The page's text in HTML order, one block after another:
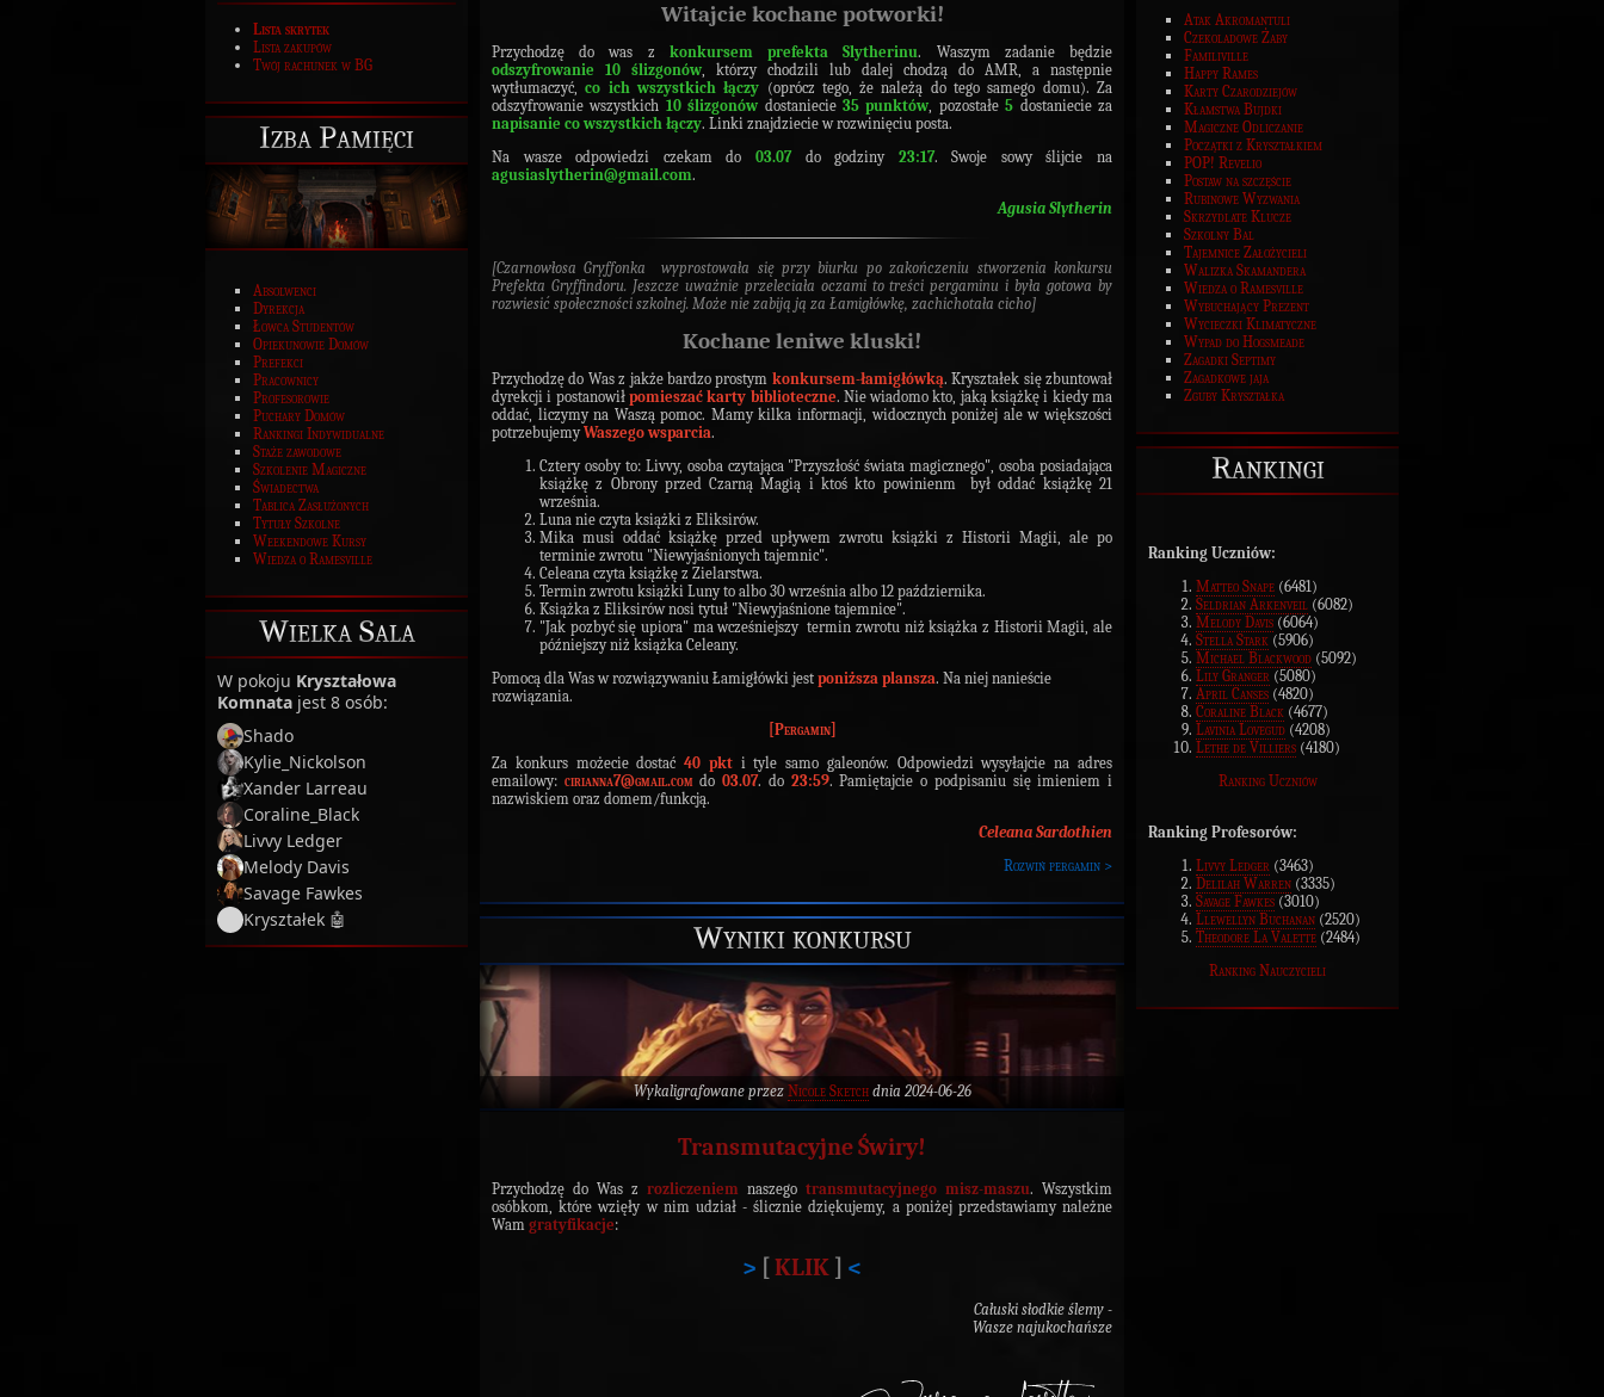
Lista skrytek
Lista zakupów
Twój rachunek w BG
Izba Pamięci
Absolwenci
Dyrekcja
Łowca Studentów
Opiekunowie Domów
Prefekci
Pracownicy
Profesorowie
Puchary Domów
Rankingi Indywidualne
Staże zawodowe
Szkolenie Magiczne
Świadectwa
Tablica Zasłużonych
Tytuły Szkolne
Weekendowe Kursy
Wiedza o Ramesville
Wielka Sala
W pokoju Kryształowa
Komnata jest 8 osób:
Shado
Kylie_Nickolson
Xander Larreau
Coraline_Black
Livvy Ledger
Melody Davis
Savage Fawkes
Kryształek 🤖
Witajcie kochane potworki!
Przychodzę do was z konkursem prefekta Slytherinu. Waszym zadanie będzie
odszyfrowanie 10 ślizgonów, którzy chodzili lub dalej chodzą do AMR, a następnie
wytłumaczyć,co ich wszystkich łączy (oprócz tego, że należą do tego samego domu). Za
odszyfrowanie wszystkich 10 ślizgonów dostaniecie35 punktów, pozostałe5 dostaniecie za
napisanie co wszystkich łączy. Linki znajdziecie w rozwinięciu posta.
Na wasze odpowiedzi czekam do 03.07do godziny23:17. Swoje sowy ślijcie na
agusiaslytherin@gmail.com.
Agusia Slytherin
[Czarnowłosa Gryffonka wyprostowała się przy biurku po zakończeniu stworzenia konkursu
Prefekta Gryffindoru. Jeszcze uważnie przeleciała oczami to treści pergaminu i była gotowa by
rozwiesić społeczności szkolnej. Może nie zabiją ją za Łamigłówkę, zachichotała cicho]
Kochane leniwe kluski!
Przychodzę do Was z jakże bardzo prostym konkursem-łamigłówką. Kryształek się zbuntował
dyrekcji i postanowił pomieszać karty biblioteczne. Nie wiadomo kto, jaką książkę i kiedy ma
oddać, liczymy na Waszą pomoc. Mamy kilka informacji, widocznych poniżej ale w większości
potrzebujemyWaszego wsparcia.
Cztery osoby to: Livvy, osoba czytająca "Przyszłość świata magicznego", osoba posiadająca
książkę z Obrony przed Czarną Magią i ktoś kto powinienm był oddać książkę 21
września.
Luna nie czyta książki z Eliksirów.
Mika musi oddać książkę przed upływem zwrotu książki z Historii Magii, ale po
terminie zwrotu "Niewyjaśnionych tajemnic".
Celeana czyta książkę z Zielarstwa.
Termin zwrotu książki Luny to albo 30 września albo 12 października.
Książka z Eliksirów nosi tytuł "Niewyjaśnione tajemnice".
"Jak pozbyć się upiora" ma wcześniejszy termin zwrotu niż książka z Historii Magii, ale
późniejszy niż książka Celeany.
Pomocą dla Was w rozwiązywaniu Łamigłówki jest poniższa plansza. Na niej nanieście
rozwiązania.
[Pergamin]
Za konkurs możecie dostać40 pkti tyle samo galeonów. Odpowiedzi wysyłajcie na adres
emailowy: cirianna7@gmail.comdo03.07. do 23:59. Pamiętajcie o podpisaniu się imieniem i
nazwiskiem oraz domem/funkcją.
Celeana Sardothien
Rozwiń pergamin >
Wyniki konkursu
Wykaligrafowane przez Nicole Sketchdnia 2024-06-26
TransmutacyjneŚwiry!
Przychodzę do Was z rozliczeniem naszego transmutacyjnego misz-maszu. Wszystkim
osóbkom, które wzięły w nim udział - ślicznie dziękujemy, a poniżej przedstawiamy należne
Wam gratyfikacje:
> [KLIK ] <
Całuski słodkie ślemy -
Wasze najukochańsze
Atak Akromantuli
Czekoladowe Żaby
Familiville
Happy Rames
Karty Czarodziejów
Kłamstwa Bujdki
Magiczne Odliczanie
Początki z Kryształkiem
POP! Revelio
Postaw na szczęście
Rubinowe Wyzwania
Skrzydlate Klucze
Szkolny Bal
Tajemnice Założycieli
Walizka Skamandera
Wiedza o Ramesville
Wybuchający Prezent
Wycieczki Klimatyczne
Wypad do Hogsmeade
Zagadki Septimy
Zagadkowe jaja
Zguby Kryształka
Rankingi
Ranking Uczniów:
Matteo Snape (6481)
Seldrian Arkenveil (6082)
Melody Davis (6064)
Stella Stark (5906)
Michael Blackwood (5092)
Lily Granger (5080)
April Canses (4820)
Coraline Black (4677)
Lavinia Lovegud (4208)
Lethe de Villiers (4180)
Ranking Uczniów
Ranking Profesorów:
Livvy Ledger (3463)
Delilah Warren (3335)
Savage Fawkes (3010)
Llewellyn Buchanan (2520)
Theodore La Valette (2484)
Ranking Nauczycieli